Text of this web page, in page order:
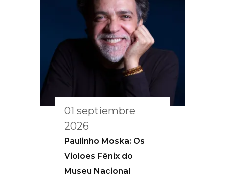
01 septiembre
2026
Paulinho Moska: Os
Violões Fênix do
Museu Nacional